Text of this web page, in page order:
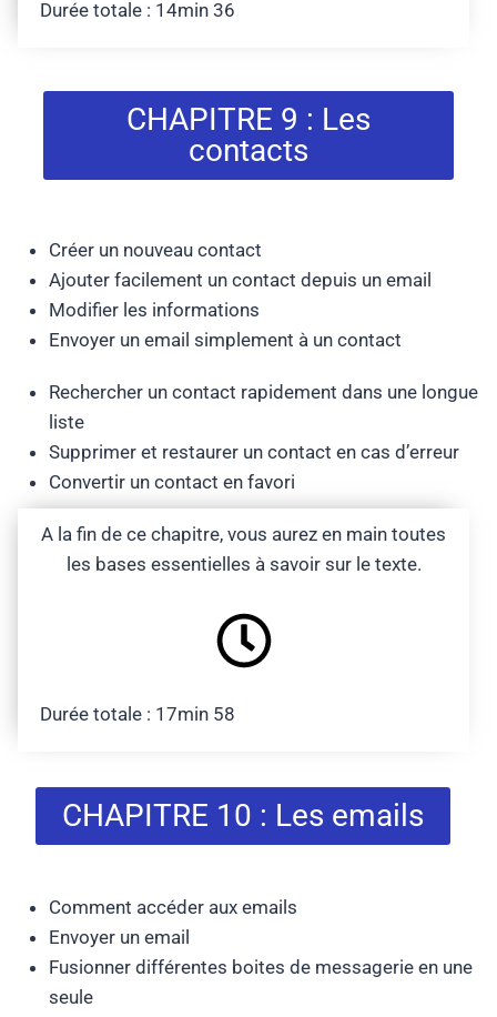
Durée totale : 14min 36
CHAPITRE 9 : Les
contacts
Créer un nouveau contact
Ajouter facilement un contact depuis un email
Modifier les informations
Envoyer un email simplement à un contact
Rechercher un contact rapidement dans une longue
liste
Supprimer et restaurer un contact en cas d’erreur
Convertir un contact en favori
A la fin de ce chapitre, vous aurez en main toutes
les bases essentielles à savoir sur le texte.
Durée totale : 17min 58
CHAPITRE 10 : Les emails
Comment accéder aux emails
Envoyer un email
Fusionner différentes boites de messagerie en une
seule